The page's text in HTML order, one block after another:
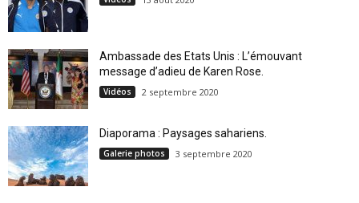
Ambassade des Etats Unis : L’émouvant
message d’adieu de Karen Rose.
Vidéos 2 septembre 2020
Diaporama : Paysages sahariens.
Galerie photos 3 septembre 2020